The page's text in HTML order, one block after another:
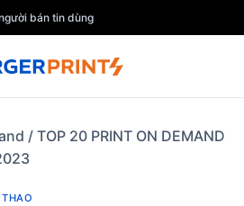
bán tin dùng
/ TOP 20 PRINT ON DEMAND